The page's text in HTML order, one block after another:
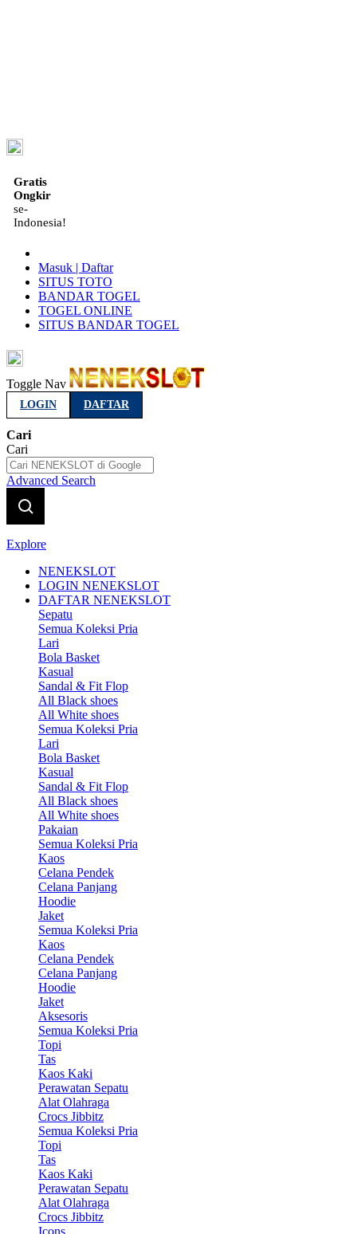
Gratis
Ongkir
se-
Indonesia!
Masuk | Daftar
SITUS TOTO
BANDAR TOGEL
TOGEL ONLINE
SITUS BANDAR TOGEL
Toggle Nav
LOGIN DAFTAR
Cari
Cari
Advanced Search
Explore
NENEKSLOT
LOGIN NENEKSLOT
DAFTAR NENEKSLOT
Sepatu
Semua Koleksi Pria
Lari
Bola Basket
Kasual
Sandal & Fit Flop
All Black shoes
All White shoes
Semua Koleksi Pria
Lari
Bola Basket
Kasual
Sandal & Fit Flop
All Black shoes
All White shoes
Pakaian
Semua Koleksi Pria
Kaos
Celana Pendek
Celana Panjang
Hoodie
Jaket
Semua Koleksi Pria
Kaos
Celana Pendek
Celana Panjang
Hoodie
Jaket
Aksesoris
Semua Koleksi Pria
Topi
Tas
Kaos Kaki
Perawatan Sepatu
Alat Olahraga
Crocs Jibbitz
Semua Koleksi Pria
Topi
Tas
Kaos Kaki
Perawatan Sepatu
Alat Olahraga
Crocs Jibbitz
Icons